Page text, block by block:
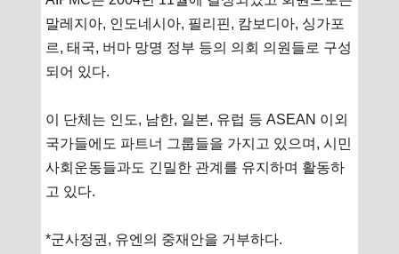
말레지아, 인도네시아, 필리핀, 캄보디아, 싱가포
르, 태국, 버마 망명 정부 등의 의회 의원들로 구성
되어 있다.
이 단체는 인도, 남한, 일본, 유럽 등 ASEAN 이외
국가들에도 파트너 그룹들을 가지고 있으며, 시민
사회운동들과도 긴밀한 관계를 유지하며 활동하
고 있다.
*군사정권, 유엔의 중재안을 거부하다.